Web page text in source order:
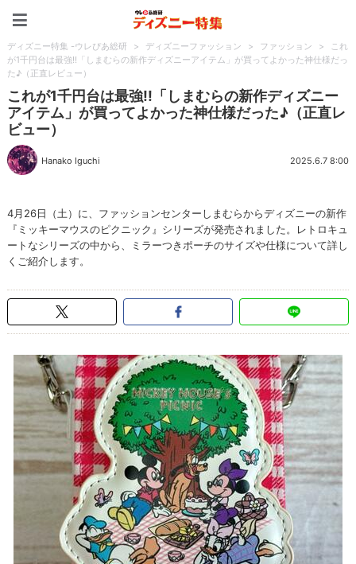
ディズニー特集 -ウレぴあ総研 > ディズニーファッション > ファッション >
これ
が1千円台は最強!!「しまむらの新作ディズニーアイテム」が買ってよかった神仕様だっ
た♪（正直レビュー）
これが1千円台は最強!!「しまむらの新作ディズニー
アイテム」が買ってよかった神仕様だった♪（正直レ
ビュー）
Hanako Iguchi 2025.6.7 8:00
4月26日（土）に、ファッションセンターしまむらからディズニーの新作
『ミッキーマウスのピクニック』シリーズが発売されました。レトロキュ
ートなシリーズの中から、ミラーつきポーチのサイズや仕様について詳し
くご紹介します。